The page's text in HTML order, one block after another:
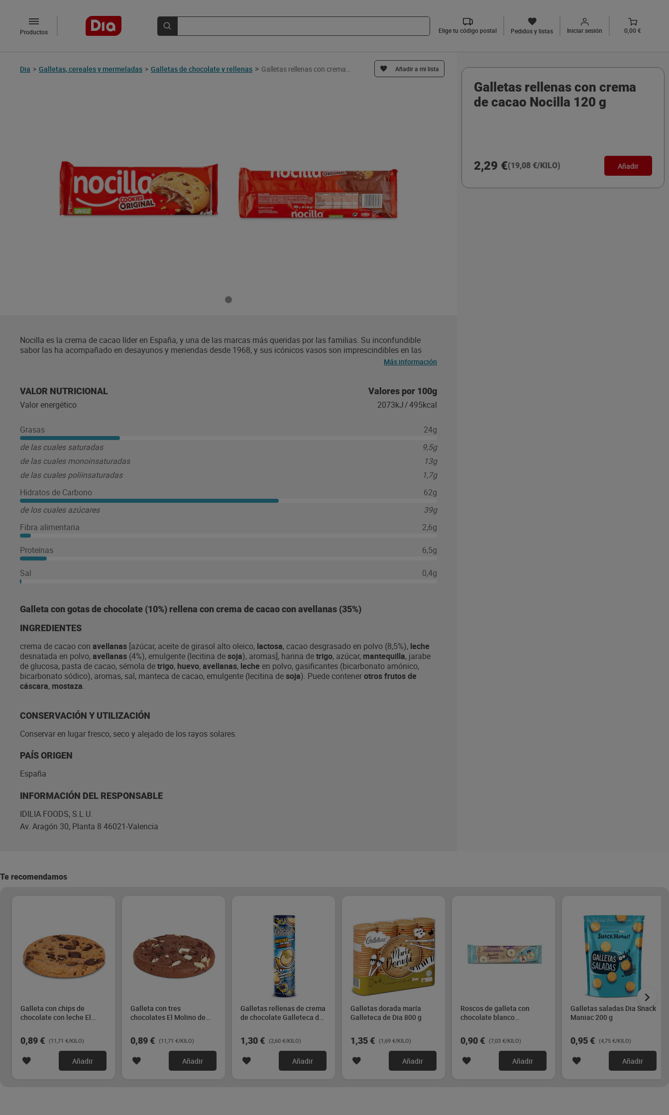
Productos Elige tu código postal Pedidos y listas Iniciar sesión 0,00 €
Dia > Galletas, cereales y mermeladas > Galletas de chocolate y rellenas > Añadir a mi lista
Nocilla es la crema de cacao líder en España, y una de las marcas más queridas por las familias. Su inconfundible
sabor las ha acompañado en desayunos y meriendas desde 1968, y sus icónicos vasos son imprescindibles en las
vajillas de todo el país. Toda la gama de productos de la marca está elaborada sin aceite de palma, lo que reduce en
inconfundible. Además, hoy Nocilla no es sólo una crema de cacao, también se puede disfrutar en galletas (Nocilla
Cookies) o en helados.
Más información
VALOR NUTRICIONAL Valores por 100g
Valor energético 2073kJ/495kcal
Grasas
24g
de las cuales saturadas
9,5g
de las cuales monoinsaturadas
13g
de las cuales poliinsaturadas
1,7g
Hidratos de Carbono
62g
de los cuales azúcares
39g
Fibra alimentaria
2,6g
Proteínas 6,5g
Sal 0,4g
Galleta con gotas de chocolate (10%) rellena con crema de cacao con avellanas (35%)
INGREDIENTES
crema de cacao con avellanas [azúcar, aceite de girasol alto oleico, lactosa, cacao desgrasado en polvo (8,5%), leche
desnatada en polvo,avellanas (4%), emulgente (lecitina desoja), aromas], harina detrigo, azúcar, mantequilla, jarabe
de glucosa, pasta de cacao, sémola detrigo, huevo,avellanas, leche en polvo, gasificantes (bicarbonato amónico,
bicarbonato sódico), aromas, sal, manteca de cacao, emulgente (lecitina desoja). Puede contenerotros frutos de
cáscara, mostaza.
CONSERVACIÓN Y UTILIZACIÓN
Conservar en lugar fresco, seco y alejado de los rayos solares.
PAÍS ORIGEN
España
INFORMACIÓN DEL RESPONSABLE
IDILIA FOODS, S.L.U.
Av. Aragón 30, Planta 8 46021-Valencia
Galletas rellenas con crema
de cacao Nocilla 120 g
2,29 €(19,08 €/KILO) Añadir
Te recomendamos
Galleta con chips de
chocolate con leche El
0,89 € (11,71 €/KILO)
Añadir
Galleta con tres
chocolates El Molino de
0,89 € (11,71 €/KILO)
Añadir
Galletas rellenas de crema
de chocolate Galleteca de
1,30 € (2,60 €/KILO)
Añadir
Galletas dorada maría
Galleteca de Dia 800 g
1,35 € (1,69 €/KILO)
Añadir
Roscos de galleta con
chocolate blanco
Dia 128 g
0,90 € (7,03 €/KILO)
Añadir
Galletas saladas Dia Snack
Maniac 200 g
0,95 € (4,75 €/KILO)
Añadir